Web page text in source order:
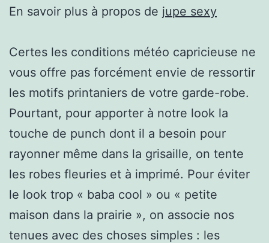
En savoir plus à propos de jupe sexy
Certes les conditions météo capricieuse ne
vous offre pas forcément envie de ressortir
les motifs printaniers de votre garde-robe.
Pourtant, pour apporter à notre look la
touche de punch dont il a besoin pour
rayonner même dans la grisaille, on tente
les robes fleuries et à imprimé. Pour éviter
le look trop « baba cool » ou « petite
maison dans la prairie », on associe nos
tenues avec des choses simples : les